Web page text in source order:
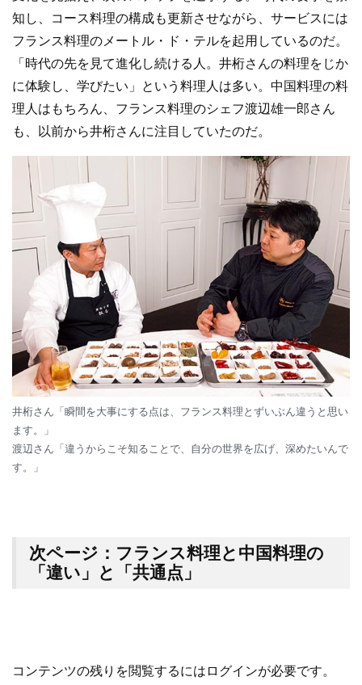
知し、コース料理の構成も更新させながら、サービスには
フランス料理のメートル・ド・テルを起用しているのだ。
「時代の先を見て進化し続ける人。井桁さんの料理をじか
に体験し、学びたい」という料理人は多い。中国料理の料
理人はもちろん、フランス料理のシェフ渡辺雄一郎さん
も、以前から井桁さんに注目していたのだ。
井桁さん「瞬間を大事にする点は、フランス料理とずいぶん違うと思い
ます。」
渡辺さん「違うからこそ知ることで、自分の世界を広げ、深めたいんで
す。」
次ページ：フランス料理と中国料理の
「違い」と「共通点」
コンテンツの残りを閲覧するにはログインが必要です。